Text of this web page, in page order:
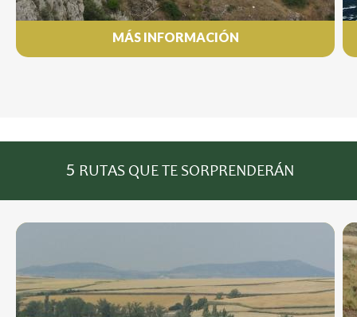
MÁS INFORMACIÓN
5 RUTAS QUE TE SORPRENDERÁN